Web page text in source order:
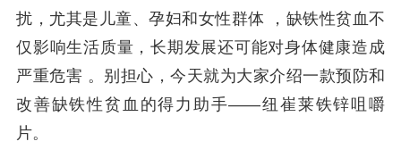
扰，尤其是儿童、孕妇和女性群体 ，缺铁性贫血不
仅影响生活质量，长期发展还可能对身体健康造成
严重危害 。别担心，今天就为大家介绍一款预防和
改善缺铁性贫血的得力助手——纽崔莱铁锌咀嚼
片。